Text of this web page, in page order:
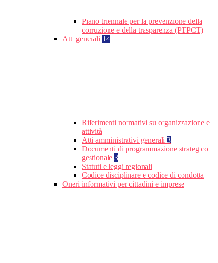
Piano triennale per la prevenzione della
corruzione e della trasparenza (PTPCT)
Atti generali 14
Riferimenti normativi su organizzazione e
attività
Atti amministrativi generali 3
Documenti di programmazione strategico-
gestionale 3
Statuti e leggi regionali
Codice disciplinare e codice di condotta
Oneri informativi per cittadini e imprese